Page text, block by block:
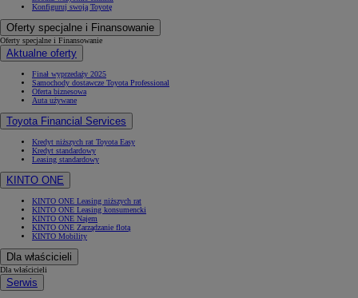
Konfiguruj swoją Toyotę
Oferty specjalne i Finansowanie
Oferty specjalne i Finansowanie
Aktualne oferty
Finał wyprzedaży 2025
Samochody dostawcze Toyota Professional
Oferta biznesowa
Auta używane
Toyota Financial Services
Kredyt niższych rat Toyota Easy
Kredyt standardowy
Leasing standardowy
KINTO ONE
KINTO ONE Leasing niższych rat
KINTO ONE Leasing konsumencki
KINTO ONE Najem
KINTO ONE Zarządzanie flotą
KINTO Mobility
Dla właścicieli
Dla właścicieli
Serwis